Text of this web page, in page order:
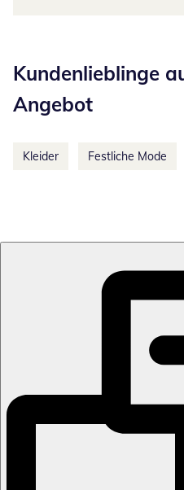
Kundenlieblinge
Angebot
Kleider Festliche Mode